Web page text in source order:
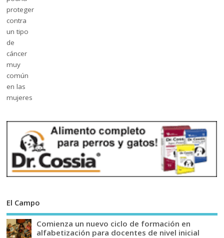
El Campo
Comienza un nuevo ciclo de formación en
alfabetización para docentes de nivel inicial